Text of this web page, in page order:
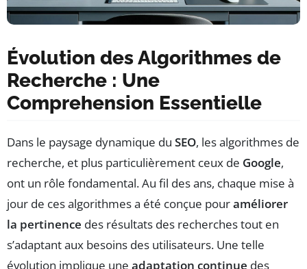
Évolution des Algorithmes de
Recherche : Une
Comprehension Essentielle
Dans le paysage dynamique du SEO, les algorithmes de
recherche, et plus particulièrement ceux de Google,
ont un rôle fondamental. Au fil des ans, chaque mise à
jour de ces algorithmes a été conçue pouraméliorer
la pertinence des résultats des recherches tout en
s’adaptant aux besoins des utilisateurs. Une telle
évolution implique une adaptation continue des